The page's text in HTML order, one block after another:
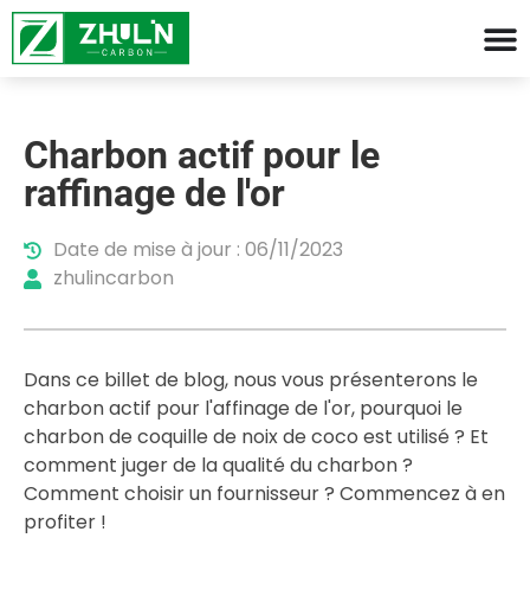
Charbon actif pour le
raffinage de l'or
Date de mise à jour : 06/11/2023
zhulincarbon
Dans ce billet de blog, nous vous présenterons le
charbon actif pour l'affinage de l'or, pourquoi le
charbon de coquille de noix de coco est utilisé ? Et
comment juger de la qualité du charbon ?
Comment choisir un fournisseur ? Commencez à en
profiter !